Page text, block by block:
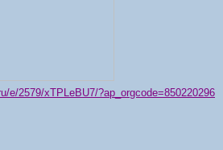
e/2579/xTPLeBU7/?ap_orgcode=850220296